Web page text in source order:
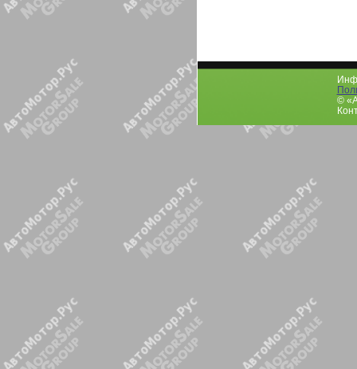
©